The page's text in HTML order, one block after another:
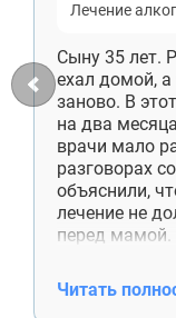
Лечение
Сыну 35 лет.
ехал домой, а
заново. В
на два
врачи мало
разговорах
объяснили,
лечение не
перед мамой.
работает,
Денег
Читать
Черноголовка
Руза
Краснозаводск
Яхрома
Белоозёрский
Высоковск
Дрезна
Пересвет